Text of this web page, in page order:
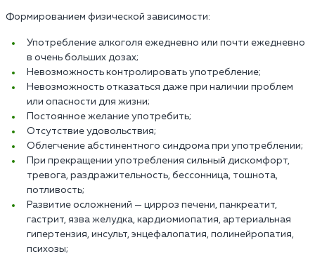
Формированием физической зависимости:
Употребление алкоголя ежедневно или почти ежедневно
в очень больших дозах;
Невозможность контролировать употребление;
Невозможность отказаться даже при наличии проблем
или опасности для жизни;
Постоянное желание употребить;
Отсутствие удовольствия;
Облегчение абстинентного синдрома при употреблении;
При прекращении употребления сильный дискомфорт,
тревога, раздражительность, бессонница, тошнота,
потливость;
Развитие осложнений — цирроз печени, панкреатит,
гастрит, язва желудка, кардиомиопатия, артериальная
гипертензия, инсульт, энцефалопатия, полинейропатия,
психозы;